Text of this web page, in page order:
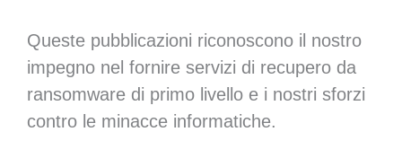
Queste pubblicazioni riconoscono il nostro
impegno nel fornire servizi di recupero da
ransomware di primo livello e i nostri sforzi
contro le minacce informatiche.